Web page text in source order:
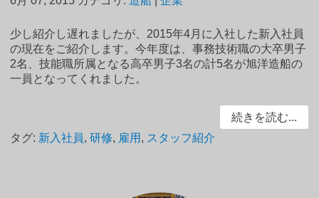
少し紹介し遅れましたが、2015年4月に入社した新入社員
の現在をご紹介します。今年度は、事務技術職の大卒男子
2名、技能職所属となる高卒男子3名の計5名が旭洋造船の
一員となってくれました。
続きを読む...
タグ: 新入社員,研修, 雇用 , スタッフ紹介